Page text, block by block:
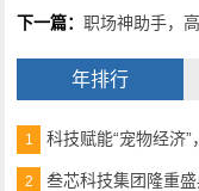
下一篇： 职场神助手，
年排行
1 科技赋能“宠物经济”，瑞德林
2 叁芯科技集团隆重